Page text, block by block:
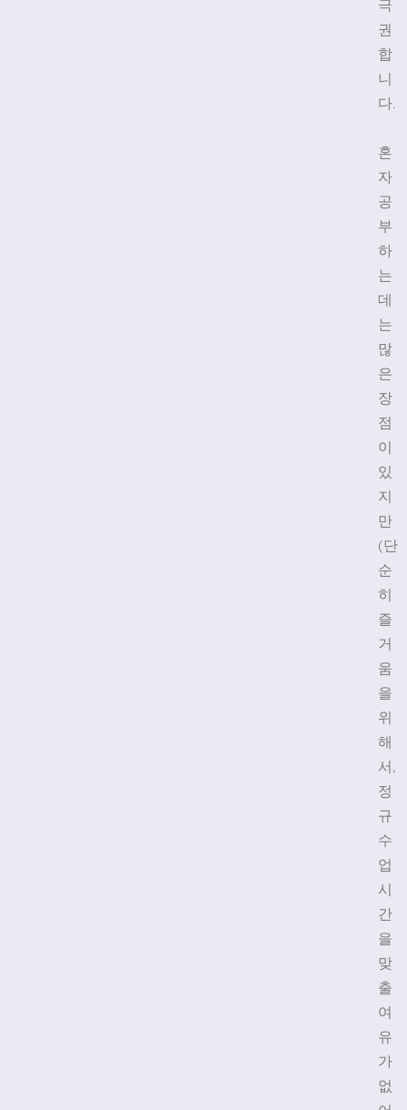
극
권
합
니
다.
혼
자
공
부
하
는
데
는
많
은
장
점
이
있
지
만
(단
순
히
즐
거
움
을
위
해
서,
정
규
수
업
시
간
을
맞
출
여
유
가
없